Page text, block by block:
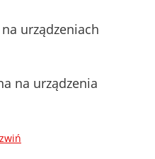
urządzeniach
na urządzenia